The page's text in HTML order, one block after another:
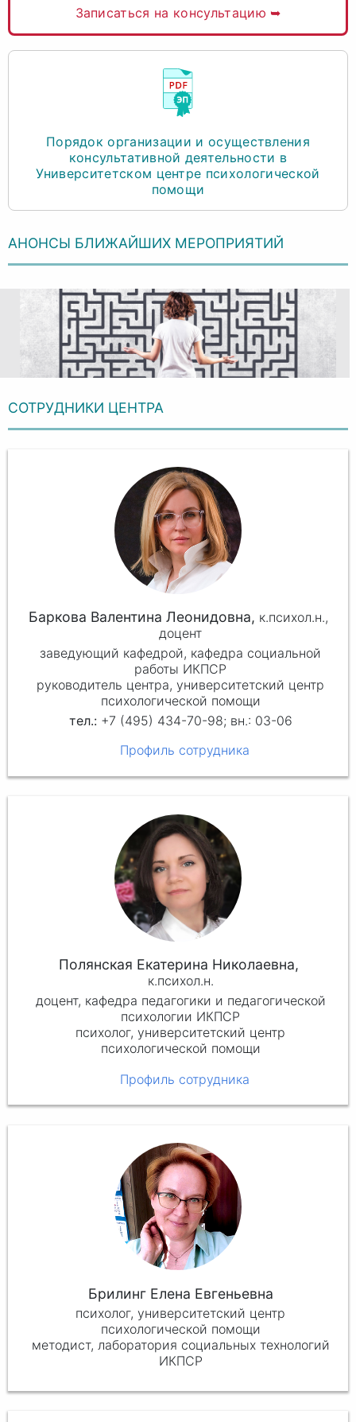
Записаться на консультацию ➥
Порядок организации и осуществления
консультативной деятельности в
Университетском центре психологической
помощи
АНОНСЫ БЛИЖАЙШИХ МЕРОПРИЯТИЙ
СОТРУДНИКИ ЦЕНТРА
Баркова Валентина Леонидовна, к.психол.н.,
доцент
заведующий кафедрой, кафедра социальной
работы ИКПСР
руководитель центра, университетский центр
психологической помощи
+7 (495) 434-70-98; вн.: 03-06
Профиль сотрудника
Полянская Екатерина Николаевна,
к.психол.н.
доцент, кафедра педагогики и педагогической
психологии ИКПСР
психолог, университетский центр
психологической помощи
Профиль сотрудника
Брилинг Елена Евгеньевна
психолог, университетский центр
психологической помощи
методист, лаборатория социальных технологий
ИКПСР